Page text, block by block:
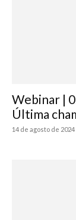
Webinar |
Última
14 de agosto de 2024